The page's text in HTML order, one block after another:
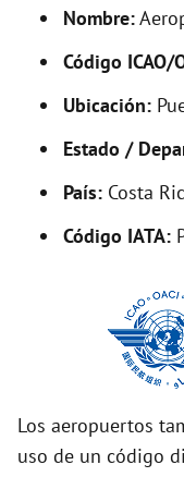
Nombre:
Código ICAO/
Ubicación:
Estado /
País: Costa
Código IATA:
Los aeropuertos
uso de un código